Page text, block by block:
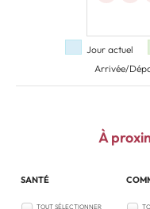
Jour actuel
Arrivée/
À
SANTÉ
TOUT SÉLECTIONNER